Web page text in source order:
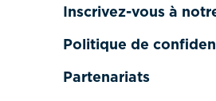
Inscrivez-vous à
Politique de
Partenariats